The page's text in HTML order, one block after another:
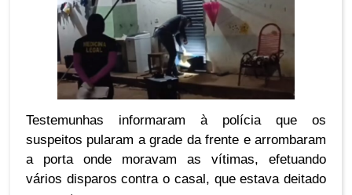
Testemunhas informaram à polícia que os
suspeitos pularam a grade da frente e arrombaram
a porta onde moravam as vítimas, efetuando
vários disparos contra o casal, que estava deitado